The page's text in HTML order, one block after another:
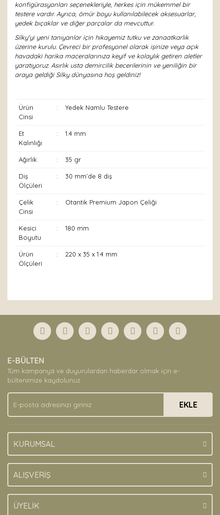
konfigürasyonları seçenekleriyle, herkes için mükemmel bir
testere vardır. Ayrıca, ömür boyu kullanılabilecek aksesuarlar,
yedek bıçaklar ve diğer parçalar da mevcuttur.
Silky'yi yeni tanıyanlar için hikayemiz tutku ve zanaatkarlık
üzerine kurulu. Çevreci bir profesyonel olarak işinize veya açık
havadaki harika maceralarınıza keyif ve kolaylık getiren aletler
yaratıyoruz. Asırlık usta demircilik becerilerinin ve yeniliğin bir
araya geldiği Silky dünyasına hoş geldiniz!
Ürün
Cinsi
: Yedek Namlu Testere
Et
Kalınlığı
: 1.4 mm
Ağırlık : 35 gr
Diş
Ölçüleri
: 30 mm’de 8 diş
Çelik
Cinsi
: Otantik Premium Japon Çeliği
Kesici
Boyutu
: 180 mm
Ürün
Ölçüleri
: 220 x 35 x 1.4 mm
Yorum Yaz
formunu kullanarak tarafımıza iletebilirsiniz.
Görüş ve önerileriniz için teşekkür ederiz.
Ürün açıklamasında eksik bilgiler bulunuyor.
Ürün bilgilerinde hatalar bulunuyor.
Ürün fiyatı diğer sitelerden daha pahalı.
Bu ürüne benzer farklı alternatifler olmalı.
E-BÜLTEN
Tüm kampanya ve duyurulardan haberdar olmak için e-
bültenimize kaydolunuz.
EKLE
KURUMSAL
ALIŞVERİŞ
ÜYELİK